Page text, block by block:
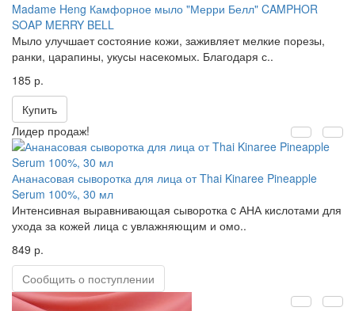
Madame Heng Камфорное мыло "Мерри Белл" CAMPHOR
SOAP MERRY BELL
Мыло улучшает состояние кожи, заживляет мелкие порезы,
ранки, царапины, укусы насекомых. Благодаря с..
185 р.
Купить
Лидер продаж!
Ананасовая сыворотка для лица от Thai Kinaree Pineapple
Serum 100%, 30 мл
Интенсивная выравнивающая сыворотка c АНА кислотами для
ухода за кожей лица с увлажняющим и омо..
849 р.
Сообщить о поступлении